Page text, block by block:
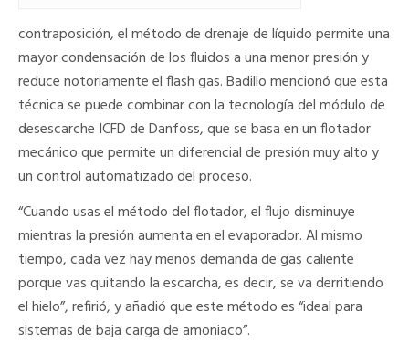
contraposición, el método de drenaje de líquido permite una
mayor condensación de los fluidos a una menor presión y
reduce notoriamente el flash gas. Badillo mencionó que esta
técnica se puede combinar con la tecnología del módulo de
desescarche ICFD de Danfoss, que se basa en un flotador
mecánico que permite un diferencial de presión muy alto y
un control automatizado del proceso.
“Cuando usas el método del flotador, el flujo disminuye
mientras la presión aumenta en el evaporador. Al mismo
tiempo, cada vez hay menos demanda de gas caliente
porque vas quitando la escarcha, es decir, se va derritiendo
el hielo”, refirió, y añadió que este método es “ideal para
sistemas de baja carga de amoniaco”.